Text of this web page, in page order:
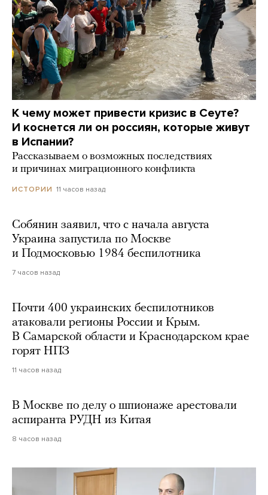
К чему может привести кризис в Сеуте?
И коснется ли он россиян, которые живут
в Испании?
Рассказываем о возможных последствиях
и причинах миграционного конфликта
ИСТОРИИ 11 часов назад
Собянин заявил, что с начала августа
Украина запустила по Москве
и Подмосковью 1984 беспилотника
7 часов назад
Почти 400 украинских беспилотников
атаковали регионы России и Крым.
В Самарской области и Краснодарском крае
горят НПЗ
11 часов назад
В Москве по делу о шпионаже арестовали
аспиранта РУДН из Китая
8 часов назад